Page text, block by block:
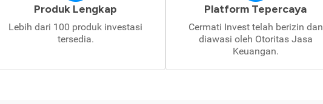
Produk Lengkap
Lebih dari 100 produk investasi
tersedia.
Platform Tepercaya
Cermati Invest telah berizin dan
diawasi oleh Otoritas Jasa
Keuangan.